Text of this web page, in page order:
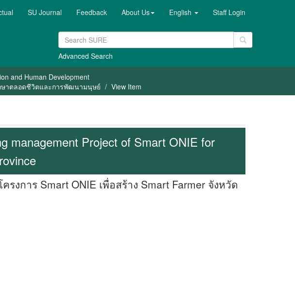
SU Journal Feedback About Us English Staff Login
Advanced Search
and Human Development
ษาตลอดชีวิตและการพัฒนามนุษย์
View Item
management Project of Smart ONIE for
รงการ Smart ONIE เพื่อสร้าง Smart Farmer จังหวัด